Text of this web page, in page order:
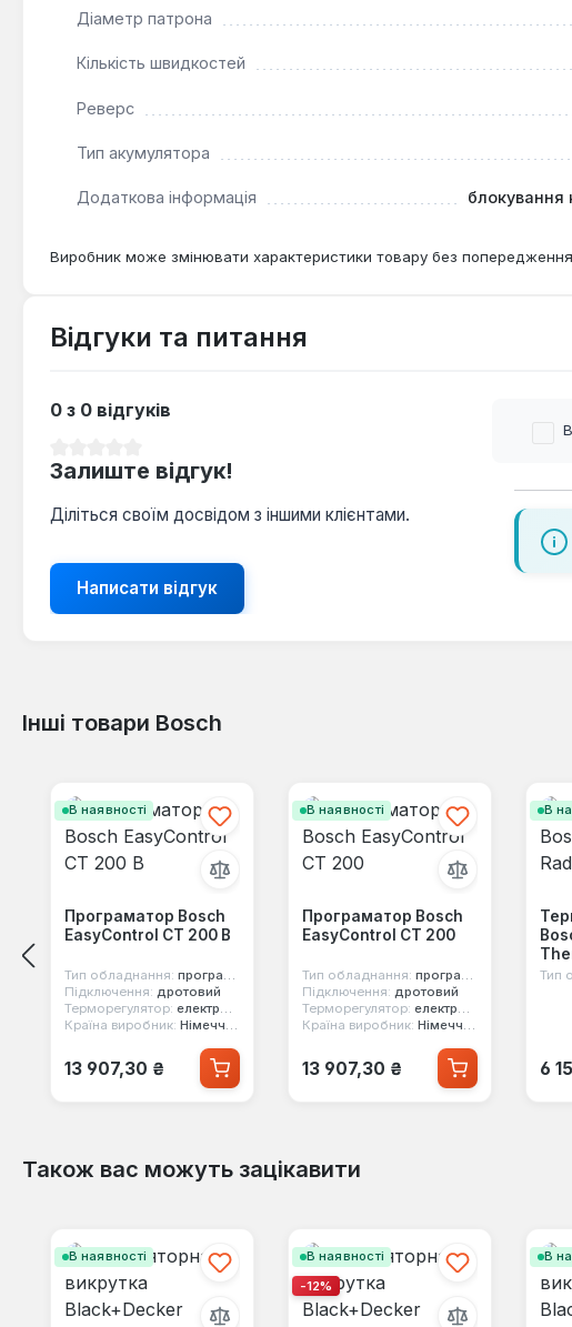
Діаметр патрона
Кількість швидкостей
Реверс
Тип акумулятора
Додаткова інформація блокування
Виробник може змінювати характеристики товару без
Відгуки та питання
0 з 0 відгуків
Залиште відгук!
Діліться своїм досвідом з іншими клієнтами.
Написати відгук
Інші товари Bosch
В наявності
Програматор Bosch
EasyControl CT 200 B
Тип обладнання: програматор
Підключення: дротовий
Терморегулятор: електронний
Країна виробник: Німеччина
Звичайна ціна:
13 907,30 ₴
В наявності
Програматор Bosch
EasyControl CT 200
Тип обладнання: програматор
Підключення: дротовий
Терморегулятор: електронний
Країна виробник: Німеччина
Звичайна ціна:
13 907,30 ₴
В
Тип
6
Також вас можуть зацікавити
В наявності
В наявності
-12%
В